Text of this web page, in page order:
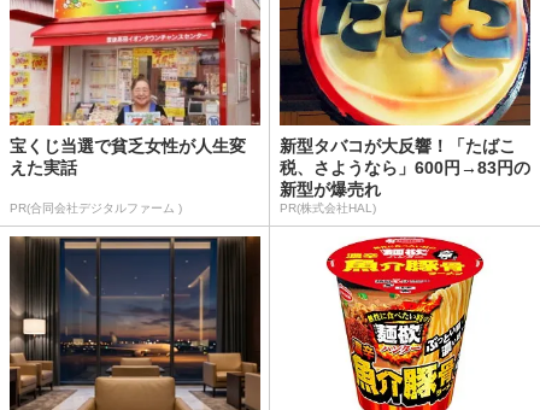
宝くじ当選で貧乏女性が人生変
えた実話
PR(合同会社デジタルファーム )
新型タバコが大反響！「たばこ
税、さようなら」600円→83円の
新型が爆売れ
PR(株式会社HAL)